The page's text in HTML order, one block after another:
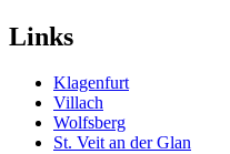
Links
Klagenfurt
Villach
Wolfsberg
St. Veit an der Glan